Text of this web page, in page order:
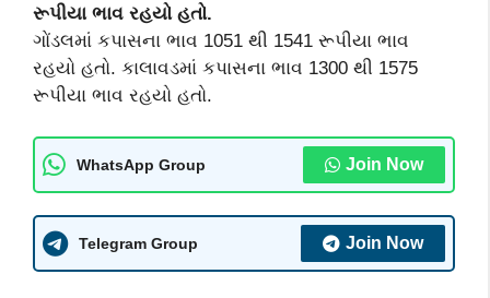
રૂપીયા ભાવ રહયો હતો.
ગોંડલમાં કપાસના ભાવ 1051 થી 1541 રૂપીયા ભાવ
રહયો હતો. કાલાવડમાં કપાસના ભાવ 1300 થી 1575
રૂપીયા ભાવ રહયો હતો.
WhatsApp Group Join Now
Telegram Group Join Now